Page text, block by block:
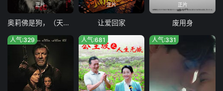
正片
奥莉佛是狗，（天哪！！）这家伙电影版
正片
让爱回家
正片
废用身
人气:329 人气:681 人气:331